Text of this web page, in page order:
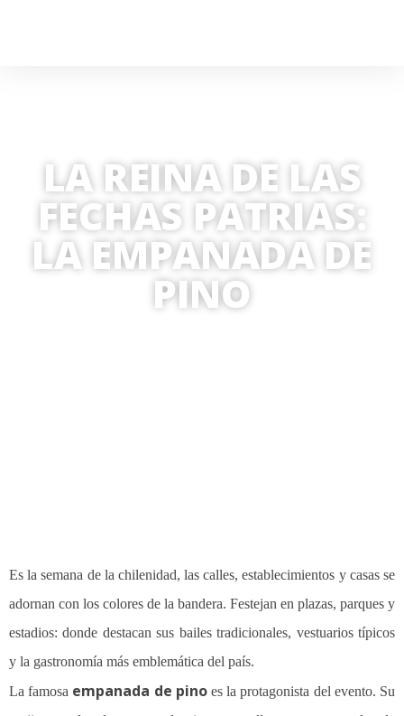
LA REINA DE LAS
FECHAS PATRIAS:
LA EMPANADA DE
PINO
Es la semana de la chilenidad, las calles, establecimientos y casas se
adornan con los colores de la bandera. Festejan en plazas, parques y
estadios: donde destacan sus bailes tradicionales, vestuarios típicos
y la gastronomía más emblemática del país.
La famosa empanada de pinoes la protagonista del evento. Su